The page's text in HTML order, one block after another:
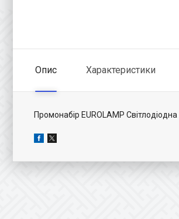
Опис Характеристики
Промонабір EUROLAMP Світлодіодна